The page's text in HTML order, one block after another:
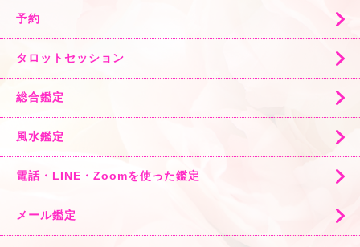
予約
タロットセッション
総合鑑定
風水鑑定
電話・LINE・Zoomを使った鑑定
メール鑑定